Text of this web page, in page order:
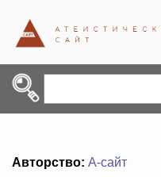
Авторство: А-сайт